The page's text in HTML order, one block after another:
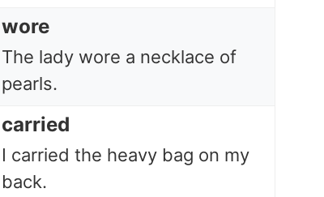
wore
The lady wore a necklace of
pearls.
carried
I carried the heavy bag on my
back.